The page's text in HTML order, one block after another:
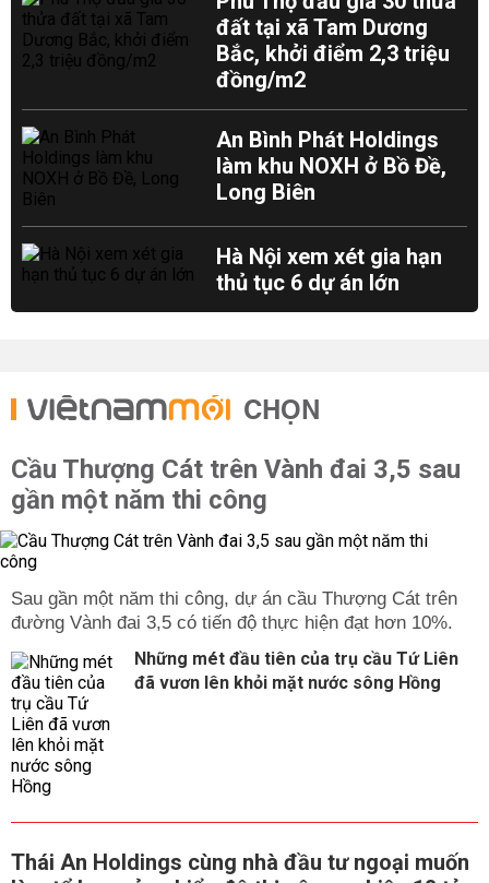
đất tại xã Tam Dương
Bắc, khởi điểm 2,3 triệu
đồng/m2
An Bình Phát Holdings
làm khu NOXH ở Bồ Đề,
Long Biên
Hà Nội xem xét gia hạn
thủ tục 6 dự án lớn
CHỌN
Cầu Thượng Cát trên Vành đai 3,5 sau
gần một năm thi công
Sau gần một năm thi công, dự án cầu Thượng Cát trên
đường Vành đai 3,5 có tiến độ thực hiện đạt hơn 10%.
Những mét đầu tiên của trụ cầu Tứ Liên
đã vươn lên khỏi mặt nước sông Hồng
Thái An Holdings cùng nhà đầu tư ngoại muốn